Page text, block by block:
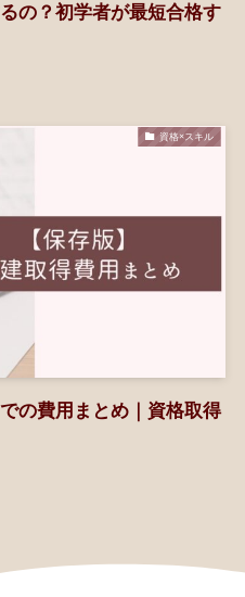
の？初学者が最短合格す
資格×スキル
の費用まとめ｜資格取得